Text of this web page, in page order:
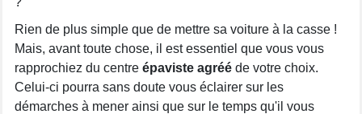
Rien de plus simple que de mettre sa voiture à la casse !
Mais, avant toute chose, il est essentiel que vous vous
rapprochiez du centre épaviste agréé de votre choix.
Celui-ci pourra sans doute vous éclairer sur les
démarches à mener ainsi que sur le temps qu'il vous